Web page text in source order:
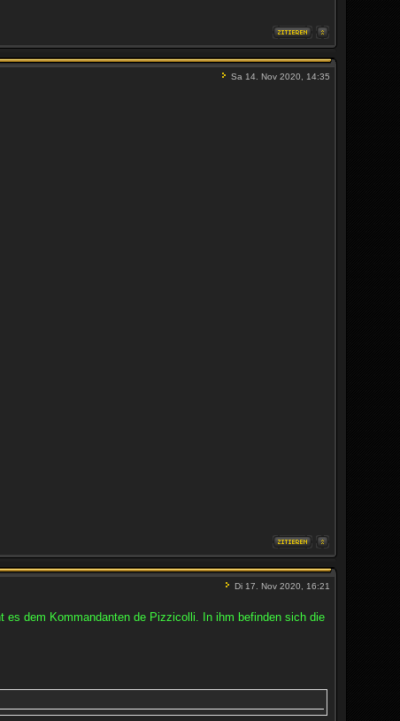
Sa 14. Nov 2020, 14:35
Di 17. Nov 2020, 16:21
es dem Kommandanten de Pizzicolli. In ihm befinden sich die